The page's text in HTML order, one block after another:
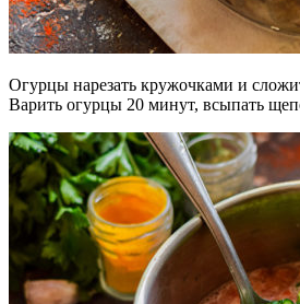
Огурцы нарезать кружочками и
Варить огурцы 20 минут, всыпать